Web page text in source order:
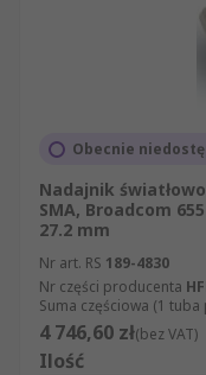
Obecnie
Nadajnik
SMA, Broadcom
27.2 mm
Nr art. RS 189-4830
Nr części producenta
Suma częściowa (1
4 746,60 zł(bez VAT)
Ilość